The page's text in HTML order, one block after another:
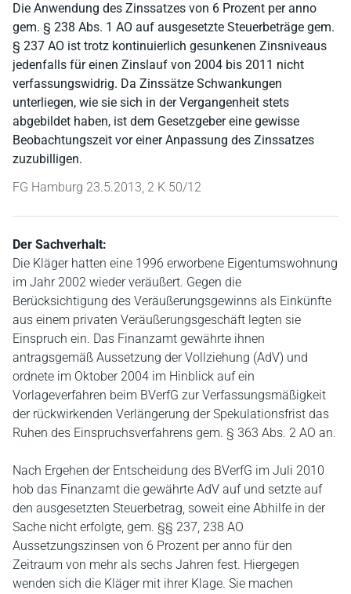
Die Anwendung des Zinssatzes von 6 Prozent per anno
gem. § 238 Abs. 1 AO auf ausgesetzte Steuerbeträge gem.
§ 237 AO ist trotz kontinuierlich gesunkenen Zinsniveaus
jedenfalls für einen Zinslauf von 2004 bis 2011 nicht
verfassungswidrig. Da Zinssätze Schwankungen
unterliegen, wie sie sich in der Vergangenheit stets
abgebildet haben, ist dem Gesetzgeber eine gewisse
Beobachtungszeit vor einer Anpassung des Zinssatzes
zuzubilligen.
FG Hamburg 23.5.2013, 2 K 50/12
Der Sachverhalt:
Die Kläger hatten eine 1996 erworbene Eigentumswohnung
im Jahr 2002 wieder veräußert. Gegen die
Berücksichtigung des Veräußerungsgewinns als Einkünfte
aus einem privaten Veräußerungsgeschäft legten sie
Einspruch ein. Das Finanzamt gewährte ihnen
antragsgemäß Aussetzung der Vollziehung (AdV) und
ordnete im Oktober 2004 im Hinblick auf ein
Vorlageverfahren beim BVerfG zur Verfassungsmäßigkeit
der rückwirkenden Verlängerung der Spekulationsfrist das
Ruhen des Einspruchsverfahrens gem. § 363 Abs. 2 AO an.
Nach Ergehen der Entscheidung des BVerfG im Juli 2010
hob das Finanzamt die gewährte AdV auf und setzte auf
den ausgesetzten Steuerbetrag, soweit eine Abhilfe in der
Sache nicht erfolgte, gem. §§ 237, 238 AO
Aussetzungszinsen von 6 Prozent per anno für den
Zeitraum von mehr als sechs Jahren fest. Hiergegen
wenden sich die Kläger mit ihrer Klage. Sie machen